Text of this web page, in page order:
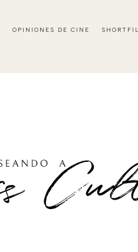
OPINIONES DE CINE